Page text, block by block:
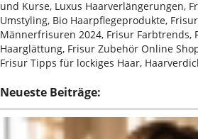
und Kurse, Luxus Haarverlängerungen,
Umstyling, Bio Haarpflegeprodukte,
Männerfrisuren 2024, Frisur Farbtrends,
Haarglättung, Frisur Zubehör Online
Frisur Tipps für lockiges Haar,
Neueste Beiträge: